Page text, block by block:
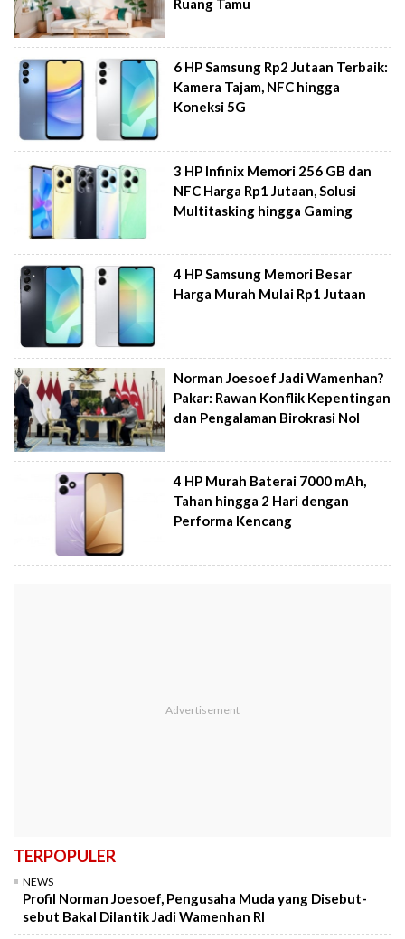
Ruang Tamu
6 HP Samsung Rp2 Jutaan Terbaik:
Kamera Tajam, NFC hingga
Koneksi 5G
3 HP Infinix Memori 256 GB dan
NFC Harga Rp1 Jutaan, Solusi
Multitasking hingga Gaming
4 HP Samsung Memori Besar
Harga Murah Mulai Rp1 Jutaan
Norman Joesoef Jadi Wamenhan?
Pakar: Rawan Konflik Kepentingan
dan Pengalaman Birokrasi Nol
4 HP Murah Baterai 7000 mAh,
Tahan hingga 2 Hari dengan
Performa Kencang
TERPOPULER
NEWS
Profil Norman Joesoef, Pengusaha Muda yang Disebut-
sebut Bakal Dilantik Jadi Wamenhan RI